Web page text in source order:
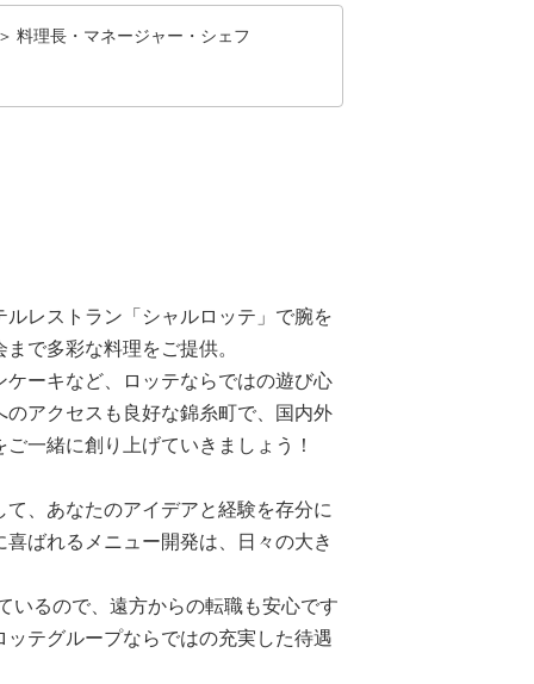
料理長・マネージャー・シェフ
レストラン「シャルロッテ」で腕を
で多彩な料理をご提供。
ーキなど、ロッテならではの遊び心
アクセスも良好な錦糸町で、国内外
一緒に創り上げていきましょう！
、あなたのアイデアと経験を存分に
ばれるメニュー開発は、日々の大き
いるので、遠方からの転職も安心です
テグループならではの充実した待遇